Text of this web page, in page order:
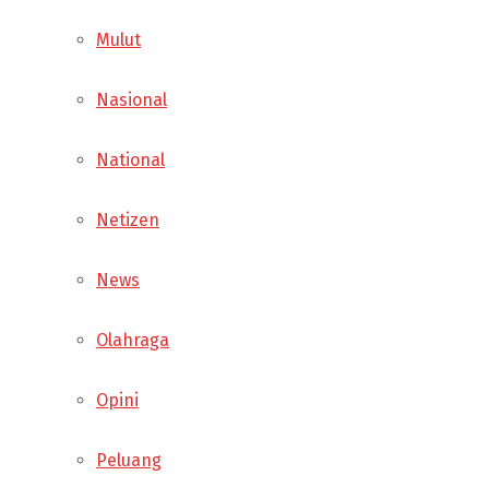
Mulut
Nasional
National
Netizen
News
Olahraga
Opini
Peluang